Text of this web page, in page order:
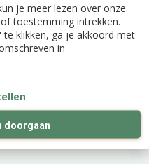
je meer lezen over onze
toestemming intrekken.
klikken, ga je akkoord met
in
doorgaan